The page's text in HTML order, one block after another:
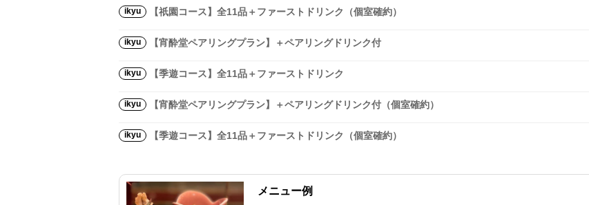
ikyu 【祇園コース】全11品＋ファーストドリンク（個室確約）
ikyu 【宵酔堂ペアリングプラン】＋ペアリングドリンク付
ikyu 【季遊コース】全11品＋ファーストドリンク
ikyu 【宵酔堂ペアリングプラン】＋ペアリングドリンク付（個室確約）
ikyu 【季遊コース】全11品＋ファーストドリンク（個室確約）
メニュー例